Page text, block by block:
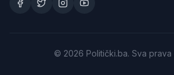
© 2026 Politički.ba. Sva